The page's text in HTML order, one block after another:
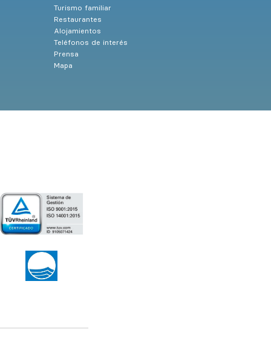
Turismo familiar
Restaurantes
Alojamientos
Teléfonos de interés
Prensa
Mapa